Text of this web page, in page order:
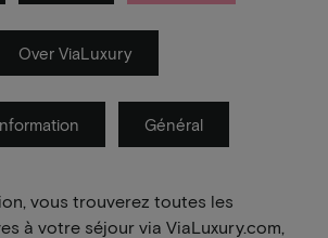
Over ViaLuxury
Général
vous trouverez toutes les
à votre séjour via ViaLuxury.com,